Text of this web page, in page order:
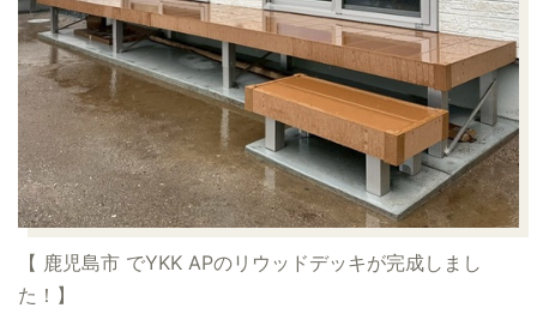
【 鹿児島市 でYKK APのリウッドデッキが完成しまし
た！】